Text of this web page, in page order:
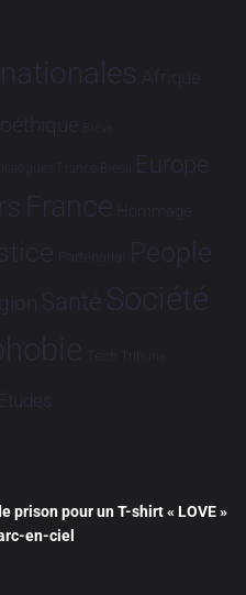
Afrique
Brève
Dialogues France-Brésil Europe
France Hommage
Partenariat People
Santé Société
Tech Tribune
Études
prison pour un T-shirt « LOVE »
en-ciel